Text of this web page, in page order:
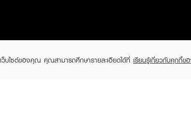
ว็บไซต์ของคุณ คุณสามารถศึกษารายละเอียดได้ที่ เรียนรู้เกี่ยวกับคุกกี้ข